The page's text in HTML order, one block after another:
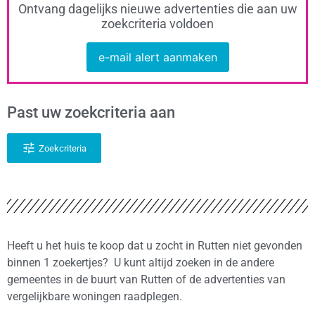
Ontvang dagelijks nieuwe advertenties die aan uw
zoekcriteria voldoen
e-mail alert aanmaken
Past uw zoekcriteria aan
Zoekcriteria
Heeft u het huis te koop dat u zocht in Rutten niet gevonden
binnen 1 zoekertjes? U kunt altijd zoeken in de andere
gemeentes in de buurt van Rutten of de advertenties van
vergelijkbare woningen raadplegen.